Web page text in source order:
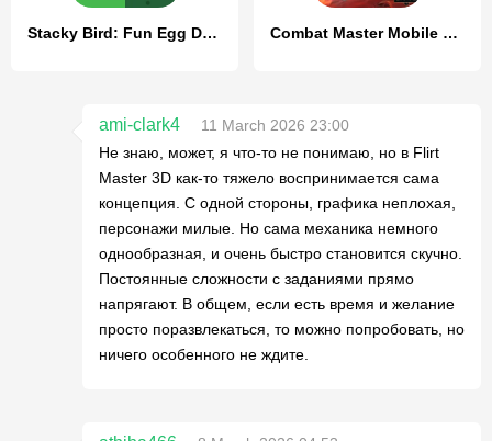
Stacky Bird: Fun Egg Dash Game Combat Master Mobile FPS
ami-clark4
11 March 2026 23:00
Не знаю, может, я что-то не понимаю, но в Flirt
Master 3D как-то тяжело воспринимается сама
концепция. С одной стороны, графика неплохая,
персонажи милые. Но сама механика немного
однообразная, и очень быстро становится скучно.
Постоянные сложности с заданиями прямо
напрягают. В общем, если есть время и желание
просто поразвлекаться, то можно попробовать, но
ничего особенного не ждите.